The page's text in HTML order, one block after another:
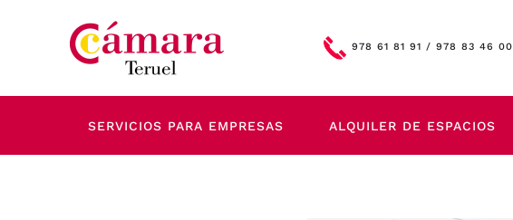
Skip to main content 978 61 81 91 / 978 83 46 00
SERVICIOS PARA EMPRESAS ALQUILER DE ESPACIOS